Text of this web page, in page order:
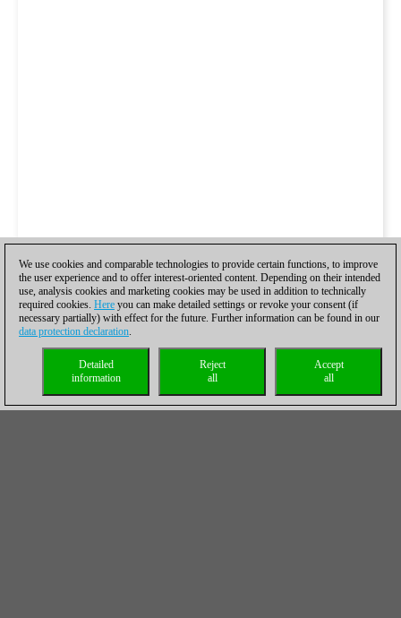
We use cookies and comparable technologies to provide certain functions, to improve
the user experience and to offer interest-oriented content. Depending on their intended
use, analysis cookies and marketing cookies may be used in addition to technically
required cookies. Here you can make detailed settings or revoke your consent (if
necessary partially) with effect for the future. Further information can be found in our
data protection declaration.
Accept
all
Reject
all
Detailed
information